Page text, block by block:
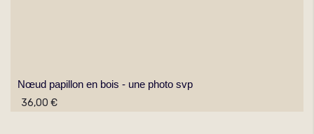
Nœud papillon en bois - une photo svp
36,00 €